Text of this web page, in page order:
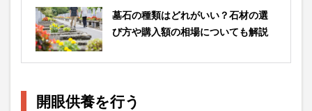
墓石の種類はどれがいい？石材の選
び方や購入額の相場についても解説
開眼供養を行う